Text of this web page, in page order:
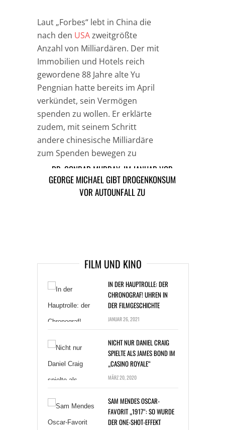
Laut „Forbes“ lebt in China die
nach den USAzweitgrößte
Anzahl von Milliardären. Der mit
Immobilien und Hotels reich
gewordene 88 Jahre alte Yu
Pengnian hatte bereits im April
verkündet, sein Vermögen
spenden zu wollen. Er erklärte
zudem, mit seinem Schritt
andere chinesische Milliardäre
zum Spenden bewegen zu
wollen.
INDIEN LEUTE USA
DR. CONRAD MURRAY: IM JANUAR VOR
GERICHT
GEORGE MICHAEL GIBT DROGENKONSUM
VOR AUTOUNFALL ZU
FILM UND KINO
IN DER HAUPTROLLE: DER
CHRONOGRAF! UHREN IN
DER FILMGESCHICHTE
JANUAR 26, 2021
NICHT NUR DANIEL CRAIG
SPIELTE ALS JAMES BOND IM
„CASINO ROYALE“
MÄRZ 20, 2020
SAM MENDES OSCAR-
FAVORIT „1917“: SO WURDE
DER ONE-SHOT-EFFEKT